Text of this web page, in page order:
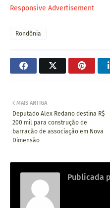
Responsive Advertisement
Rondônia
MAIS ANTIGA
Deputado Alex Redano destina R$
200 mil para construção de
barracão de associação em Nova
Dimensão
Publicada